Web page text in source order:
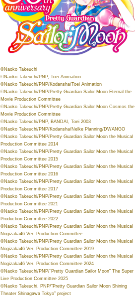
©Naoko Takeuchi
©Naoko Takeuchi/PNP, Toei Animation
©Naoko Takeuchi/PNP/Kodansha/Toei Animation
©Naoko Takeuchi/PNP/Pretty Guardian Sailor Moon Eternal the
Movie Production Committee
©Naoko Takeuchi/PNP/Pretty Guardian Sailor Moon Cosmos the
Movie Production Committee
©Naoko Takeuchi/PNP, BANDAI, Toei 2003
©Naoko Takeuchi/PNP/Kodansha/Nelke Planning/DWANGO
©Naoko Takeuchi/PNP/Pretty Guardian Sailor Moon the Musical
Production Committee 2014
©Naoko Takeuchi/PNP/Pretty Guardian Sailor Moon the Musical
Production Committee 2015
©Naoko Takeuchi/PNP/Pretty Guardian Sailor Moon the Musical
Production Committee 2016
©Naoko Takeuchi/PNP/Pretty Guardian Sailor Moon the Musical
Production Committee 2017
©Naoko Takeuchi/PNP/Pretty Guardian Sailor Moon the Musical
Production Committee 2021
©Naoko Takeuchi/PNP/Pretty Guardian Sailor Moon the Musical
Production Committee 2022
©Naoko Takeuchi/PNP/Pretty Guardian Sailor Moon the Musical
Nogizaka46 Ver. Production Committee
©Naoko Takeuchi/PNP/Pretty Guardian Sailor Moon the Musical
Nogizaka46 Ver. Production Committee 2019
©Naoko Takeuchi/PNP/Pretty Guardian Sailor Moon the Musical
Nogizaka46 Ver. Production Committee 2024
©Naoko Takeuchi/PNP/“Pretty Guardian Sailor Moon” The Super
Live Production Committee 2025
©Naoko Takeuchi, PNP/“Pretty Guardian Sailor Moon Shining
Theater Shinagawa Tokyo” project